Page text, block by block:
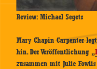
Review: Michael Segets
Mary Chapin Carpenter
hin. Der Veröffentlichung „
zusammen mit Julie